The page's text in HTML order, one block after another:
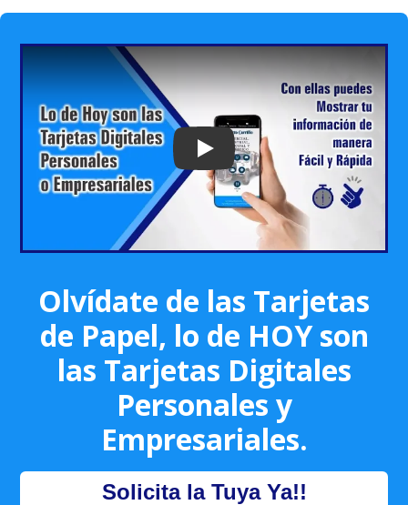
Play: Keynote (Google I/O '18)
Olvídate de las Tarjetas
de Papel, lo de HOY son
las Tarjetas Digitales
Personales y
Empresariales.
Solicita la Tuya Ya!!